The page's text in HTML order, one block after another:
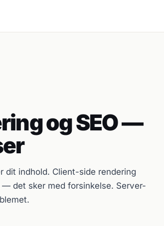
og SEO —
dit indhold. Client-side rendering
det sker med forsinkelse. Server-